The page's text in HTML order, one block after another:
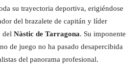
su trayectoria deportiva, erigiéndose
del brazalete de capitán y líder
del Nàstic de Tarragona. Su imponente
de juego no ha pasado desapercibida
del panorama profesional.